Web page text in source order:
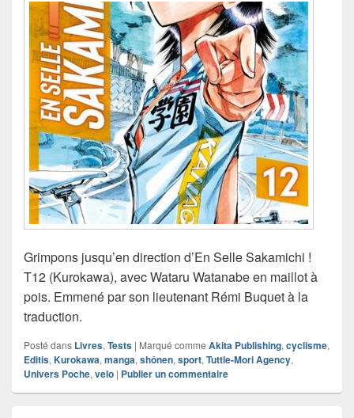
Grimpons jusqu’en direction d’En Selle Sakamichi !
T12 (Kurokawa), avec Wataru Watanabe en maillot à
pois. Emmené par son lieutenant Rémi Buquet à la
traduction.
Posté dans Livres, Tests | Marqué comme Akita Publishing, cyclisme,
Editis, Kurokawa, manga, shônen, sport, Tuttle-Mori Agency,
Univers Poche, velo | Publier un commentaire